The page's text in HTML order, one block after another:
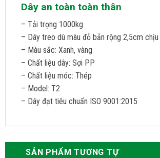
Dây an toàn toàn thân
– Tải trọng 1000kg
– Dây treo dù màu đỏ bản rộng 2,5cm
– Màu sắc: Xanh, vàng
– Chất liệu dây: Sợi PP
– Chất liệu móc: Thép
– Model: T2
– Dây đạt tiêu chuẩn ISO 9001:2015
SẢN PHẨM TƯƠNG TỰ